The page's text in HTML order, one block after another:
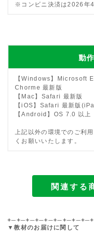
※コンビニ決済は2026年4
動
【Windows】Microsoft
Chorme 最新版
【Mac】Safari 最新版
【iOS】Safari 最新版
【Android】OS 7.0 以上
上記以外の環境でのご利
くお願いいたします。
関連する
▼教材のお届けに関して